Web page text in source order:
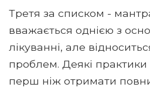
Третя за списком -
вважається однією з
лікуванні, але
проблем. Деякі
перш ніж отримати